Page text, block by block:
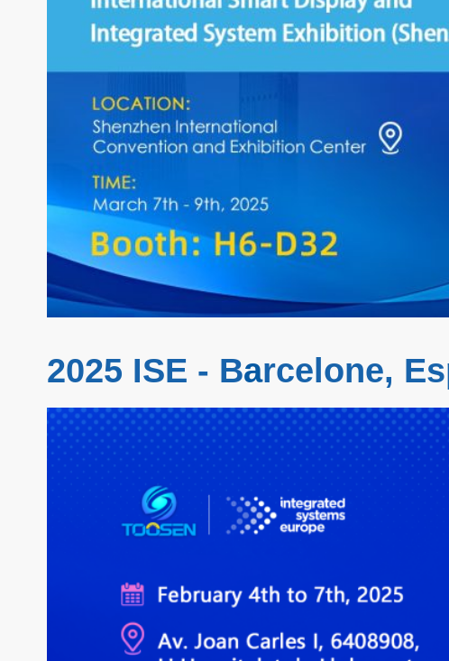
2025 ISE - Barcelone,